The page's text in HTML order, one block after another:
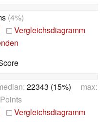
(4%)
+ Vergleichsdiagramm
22343 (15%) max:
+ Vergleichsdiagramm